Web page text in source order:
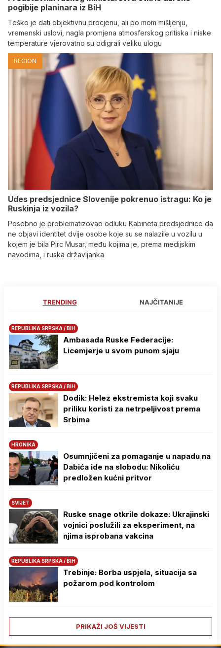
pogibije planinara iz BiH
Teško je dati objektivnu procjenu, ali po mom mišljenju,
vremenski uslovi, nagla promjena atmosferskog pritiska i niske
temperature vjerovatno su odigrali veliku ulogu
REGION
Udes predsjednice Slovenije pokrenuo istragu: Ko je
Ruskinja iz vozila?
Posebno je problematizovao odluku Kabineta predsjednice da
ne objavi identitet dvije osobe koje su se nalazile u vozilu u
kojem je bila Pirc Musar, među kojima je, prema medijskim
navodima, i ruska državljanka
TRENDING NAJČITANIJE
REPUBLIKA SRPSKA / BIH
Ambasada Ruske Federacije:
Licemjerje u svom punom sjaju
REPUBLIKA SRPSKA / BIH
Dodik: Helez ekstremista koji svaku
priliku koristi za netrpeljivost prema
Srbima
HRONIKA
Osumnjičeni za pomaganje u napadu na
Dabića ide na slobodu: Nikoliću
predložen kućni pritvor
SVIJET
Ruske snage otkrile dokaze: Ukrajinski
vojnici poslužili za eksperiment, na
njima isprobana vakcina
REPUBLIKA SRPSKA / BIH
Trebinje: Borba uspjela, situacija sa
požarom pod kontrolom
PRIKAŽI JOŠ VIJESTI